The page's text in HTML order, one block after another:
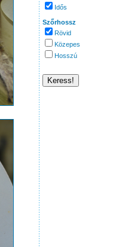
Idős
Szőrhossz
Rövid
Közepes
Hosszú